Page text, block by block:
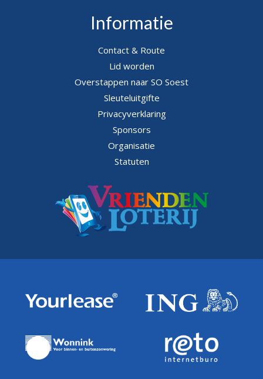
Informatie
Contact & Route
Lid worden
Overstappen naar SO Soest
Sleuteluitgifte
Privacyverklaring
Sponsors
Organisatie
Statuten